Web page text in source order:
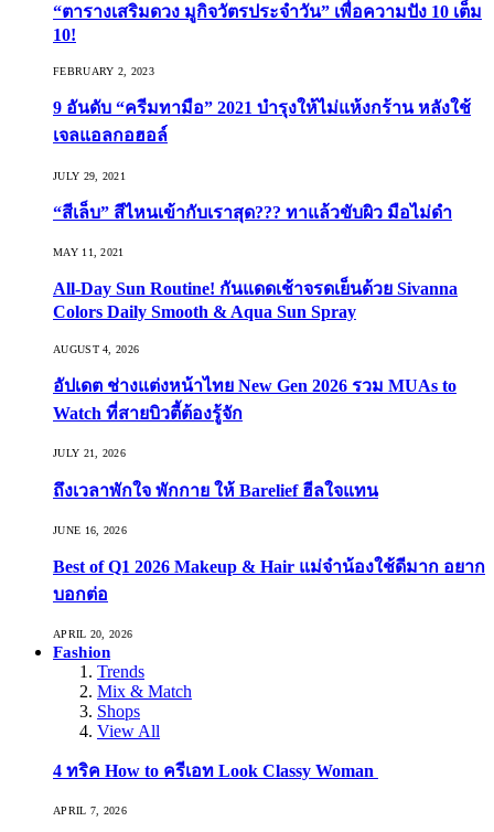
“ตารางเสริมดวง มูกิจวัตรประจำวัน” เพื่อความปัง 10 เต็ม
10!
FEBRUARY 2, 2023
9 อันดับ “ครีมทามือ” 2021 บำรุงให้ไม่แห้งกร้าน หลังใช้
เจลแอลกอฮอล์
JULY 29, 2021
“สีเล็บ” สีไหนเข้ากับเราสุด??? ทาแล้วขับผิว มือไม่ดำ
MAY 11, 2021
All-Day Sun Routine! กันแดดเช้าจรดเย็นด้วย Sivanna
Colors Daily Smooth & Aqua Sun Spray
AUGUST 4, 2026
อัปเดต ช่างแต่งหน้าไทย New Gen 2026 รวม MUAs to
Watch ที่สายบิวตี้ต้องรู้จัก
JULY 21, 2026
ถึงเวลาพักใจ พักกาย ให้ Barelief ฮีลใจแทน
JUNE 16, 2026
Best of Q1 2026 Makeup & Hair แม่จ๋าน้องใช้ดีมาก อยาก
บอกต่อ
APRIL 20, 2026
Fashion
Trends
Mix & Match
Shops
View All
4 ทริค How to ครีเอท Look Classy Woman
APRIL 7, 2026